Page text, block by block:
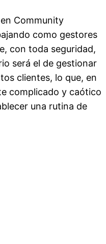
Community
como gestores
con toda seguridad,
será el de gestionar
clientes, lo que, en
complicado y caótico
una rutina de